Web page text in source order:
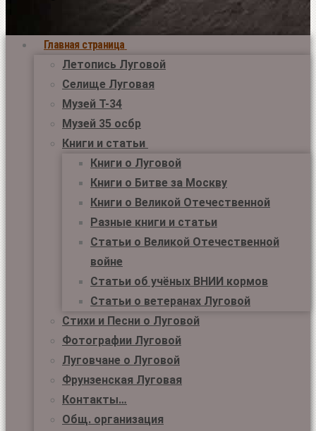
Главная страница
Летопись Луговой
Селище Луговая
Музей Т-34
Музей 35 осбр
Книги и статьи
Книги о Луговой
Книги о Битве за Москву
Книги о Великой Отечественной
Разные книги и статьи
Статьи о Великой Отечественной
войне
Статьи об учёных ВНИИ кормов
Статьи о ветеранах Луговой
Стихи и Песни о Луговой
Фотографии Луговой
Луговчане о Луговой
Фрунзенская Луговая
Контакты…
Общ. организация